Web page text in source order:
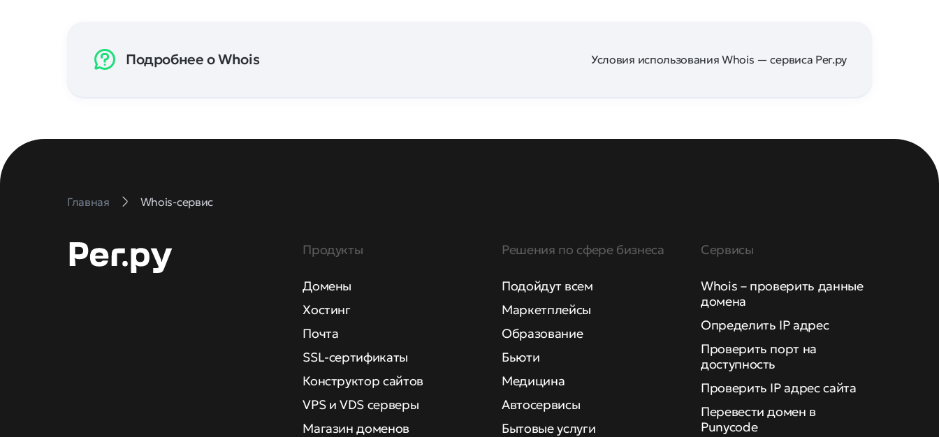
Подробнее о Whois Условия использования Whois — сервиса Рег.ру
Главная Whois-сервис
Продукты
Домены
Хостинг
Почта
SSL-сертификаты
Конструктор сайтов
VPS и VDS серверы
Магазин доменов
Решения по сфере бизнеса
Подойдут всем
Маркетплейсы
Образование
Бьюти
Медицина
Автосервисы
Бытовые услуги
Сервисы
Whois – проверить данные
домена
Определить IP адрес
Проверить порт на
доступность
Проверить IP адрес сайта
Перевести домен в
Punycode